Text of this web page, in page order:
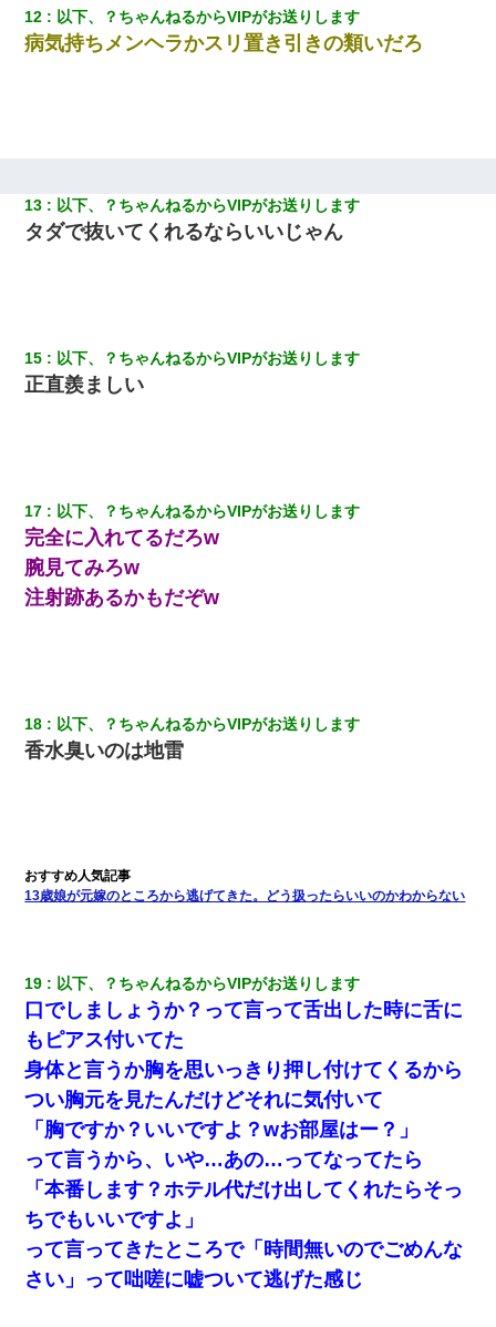
亡くなってしまい…
【衝撃】ある工場に配属すると、女の人がみんな退職してしま
う。会社「仕事がハードだし田舎で娯楽も少ないからキツイの
「パワハラを受けたから思い切って転職した」とSNSで呟いた
ら、速攻でパワハラかました元上司がLINEを送ってきた。
【衝撃】嫁父の会社に勤続１０年、手取り１４万 → 俺「２２万も
らえる会社から誘われた。転職したい」義父「クビ！（激怒」嫁
「離婚！（激怒」
小学生の息子が急に様子がおかしくなった。私「理由を聞いても
『わかんない！』って怒鳴り付けてくるし、困っってる」旦那
われて…
ワイ144kg彼女98kgデブカップル、1年間毎日行為しまくった結
果
夫に癌の余命宣告。その闘病中に長女から信じられない言葉を受
けた
彼女にプロポーズしてOK貰った俺、告げられた結婚条件にブチ切
れて無事婚約破棄・・・
夫に癌の余命宣告。その闘病中に長女から信じられない言葉を受
けた
12 以下、？ちゃんねるからVIPがお送りします
病気持ちメンヘラかスリ置き引きの類いだろ
13 以下、？ちゃんねるからVIPがお送りします
タダで抜いてくれるならいいじゃん
15 以下、？ちゃんねるからVIPがお送りします
正直羨ましい
17 以下、？ちゃんねるからVIPがお送りします
完全に入れてるだろw
腕見てみろw
注射跡あるかもだぞw
18 以下、？ちゃんねるからVIPがお送りします
香水臭いのは地雷
13歳娘が元嫁のところから逃げてきた。どう扱ったらいいのかわからない
19 以下、？ちゃんねるからVIPがお送りします
口でしましょうか？って言って舌出した時に舌に
もピアス付いてた
身体と言うか胸を思いっきり押し付けてくるから
つい胸元を見たんだけどそれに気付いて
「胸ですか？いいですよ？wお部屋はー？」
って言うから、いや…あの…ってなってたら
「本番します？ホテル代だけ出してくれたらそっ
ちでもいいですよ」
って言ってきたところで「時間無いのでごめんな
さい」って咄嗟に嘘ついて逃げた感じ